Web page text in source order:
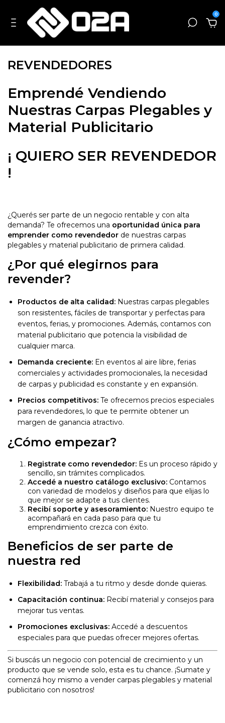
0
REVENDEDORES
Emprendé Vendiendo
Nuestras Carpas Plegables y
Material Publicitario
¡ QUIERO SER REVENDEDOR
!
¿Querés ser parte de un negocio rentable y con alta
demanda? Te ofrecemos una oportunidad única para
emprender como revendedor de nuestras carpas
plegables y material publicitario de primera calidad.
¿Por qué elegirnos para
revender?
Productos de alta calidad: Nuestras carpas plegables
son resistentes, fáciles de transportar y perfectas para
eventos, ferias, y promociones. Además, contamos con
material publicitario que potencia la visibilidad de
cualquier marca.
Demanda creciente: En eventos al aire libre, ferias
comerciales y actividades promocionales, la necesidad
de carpas y publicidad es constante y en expansión.
Precios competitivos: Te ofrecemos precios especiales
para revendedores, lo que te permite obtener un
margen de ganancia atractivo.
¿Cómo empezar?
Registrate como revendedor: Es un proceso rápido y
sencillo, sin trámites complicados.
Accedé a nuestro catálogo exclusivo: Contamos
con variedad de modelos y diseños para que elijas lo
que mejor se adapte a tus clientes.
Recibí soporte y asesoramiento: Nuestro equipo te
acompañará en cada paso para que tu
emprendimiento crezca con éxito.
Beneficios de ser parte de
nuestra red
Flexibilidad: Trabajá a tu ritmo y desde donde quieras.
Capacitación continua: Recibí material y consejos para
mejorar tus ventas.
Promociones exclusivas: Accedé a descuentos
especiales para que puedas ofrecer mejores ofertas.
Si buscás un negocio con potencial de crecimiento y un
producto que se vende solo, esta es tu chance. ¡Sumate y
comenzá hoy mismo a vender carpas plegables y material
publicitario con nosotros!